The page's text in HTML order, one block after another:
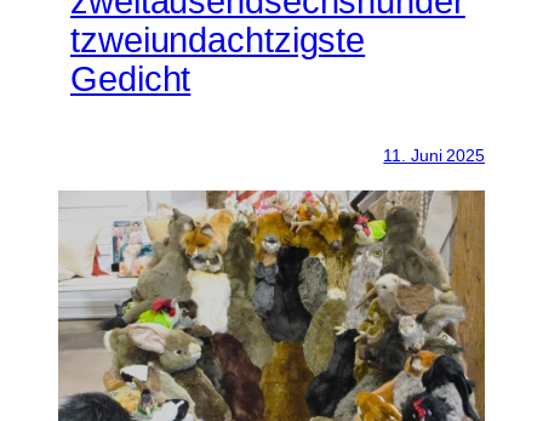
tzweiundachtzigste
Gedicht
11. Juni 2025